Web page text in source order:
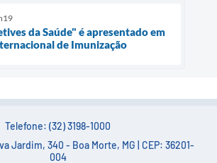
da Saúde" é apresentado em
de Imunização
Telefone: (32) 3198-1000
Jardim, 340 - Boa Morte, MG | CEP: 36201-
004